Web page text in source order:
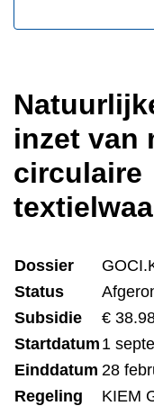
inzet van
circulaire
Dossier
Status
Subsidie
€
Startdatum 1
Einddatum 28
Regeling
KIEM